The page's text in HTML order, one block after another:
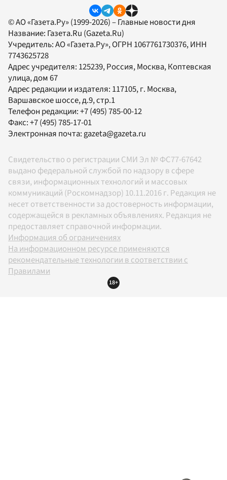
© АО «Газета.Ру» (1999-2026) – Главные новости дня
Название: Газета.Ru (Gazeta.Ru)
Учредитель:АО «Газета.Ру», ОГРН 1067761730376, ИНН
7743625728
Адрес учредителя: 125239, Россия, Москва, Коптевская
улица, дом 67
Адрес редакции и издателя: 117105, г. Москва,
Варшавское шоссе, д.9, стр.1
Телефон редакции:+7 (495) 785-00-12
Факс:+7 (495) 785-17-01
Электронная почта:gazeta@gazeta.ru
Свидетельство о регистрации СМИ Эл № ФС77-67642
выдано федеральной службой по надзору в сфере
связи, информационных технологий и массовых
коммуникаций (Роскомнадзор) 10.11.2016 г. Редакция не
несет ответственности за достоверность информации,
содержащейся в рекламных объявлениях. Редакция не
предоставляет справочной информации.
Информация об ограничениях
На информационном ресурсе применяются
рекомендательные технологии в соответствии с
Правилами
18+